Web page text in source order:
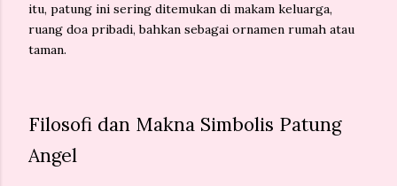
itu, patung ini sering ditemukan di makam keluarga,
ruang doa pribadi, bahkan sebagai ornamen rumah atau
taman.
Filosofi dan Makna Simbolis Patung
Angel